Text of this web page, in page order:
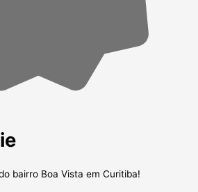
bairro Boa Vista em Curitiba!